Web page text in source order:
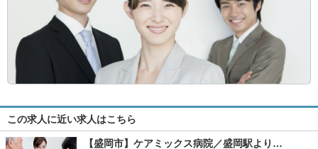
この求人に近い求人はこちら
【盛岡市】ケアミックス病院／盛岡駅より…